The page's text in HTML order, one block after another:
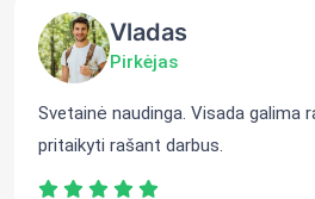
Vladas
Pirkėjas
Svetainė naudinga. Visada galima
pritaikyti rašant darbus.